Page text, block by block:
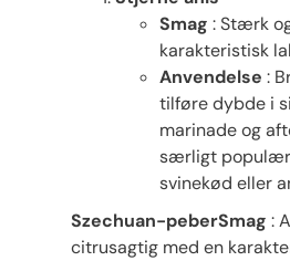
Smag : Stærk
karakteristisk
Anvendelse :
tilføre dybde i
marinade og
særligt
svinekød eller
Szechuan-peberSmag :
citrusagtig med en